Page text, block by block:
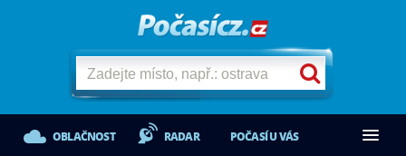
OBLAČNOST RADAR POČASÍ U VÁS